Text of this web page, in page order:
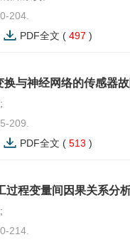
204.
PDF全文 ( 497 )
换与神经网络的传感器
209.
PDF全文 ( 513 )
过程变量间因果关系分
214.